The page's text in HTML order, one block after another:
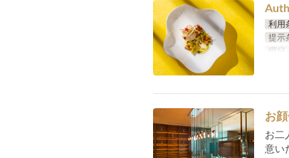
利用
提示
曜日
お
お二
意い